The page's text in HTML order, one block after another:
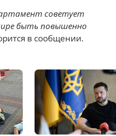
советует
быть повышенно
в сообщении.